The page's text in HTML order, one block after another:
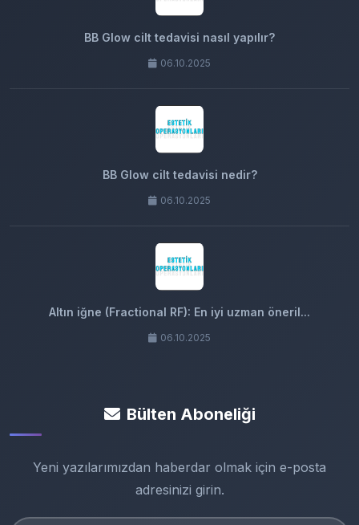
BB Glow cilt tedavisi nasıl yapılır?
06.10.2025
BB Glow cilt tedavisi nedir?
06.10.2025
Altın iğne (Fractional RF): En iyi uzman öneril...
06.10.2025
Bülten Aboneliği
Yeni yazılarımızdan haberdar olmak için e-posta
adresinizi girin.